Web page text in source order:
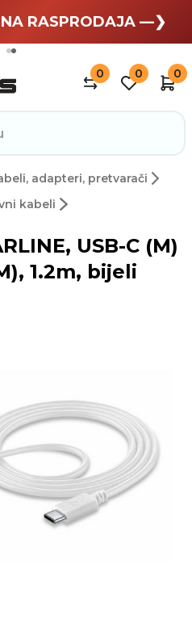
odmor —❯
RASPRODAJA —❯
0 0 0
adapteri, pretvarači
kabeli
USB-C (M)
1.2m, bijeli